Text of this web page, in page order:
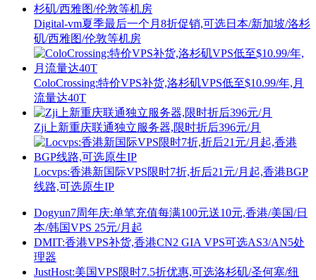
Digital-vm夏季最后一个月8折促销,可选日本/新加坡/洛杉
矶/西雅图/伦敦等机房
ColoCrossing:特价VPS补货,洛杉矶VPS低至$10.99/年,月
流量达40T
Zji上新重庆联通独立服务器,限时折后396元/月
Locvps:香港新国际VPS限时7折,折后21元/月起,香港BGP
线路,可选原生IP
Dogyun7周年庆:单笔充值每满100元送10元,香港/美国/日
本/韩国VPS 25元/月起
DMIT:香港VPS补货,香港CN2 GIA VPS可选AS3/AN5处
理器
JustHost:美国VPS限时7.5折优惠,可选洛杉矶/圣何塞/纽